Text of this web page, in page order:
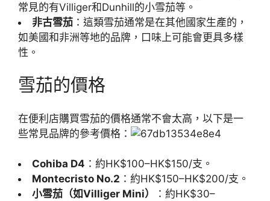
常見的有Villiger和Dunhill的小雪茄等。
非古雪茄 ：這類雪茄通常是在其他國家生產的，
如美國和非洲等地的品牌，口味上可能會更具多樣
性。
雪茄的價格
在便利店購買雪茄的價格通常不會太高，以下是一
些常見品牌的參考價格：
Cohiba D4 ：約HK$100–HK$150/支。
Montecristo No.2 ：約HK$150–HK$200/支。
小雪茄（如Villiger Mini）
：約HK$30–